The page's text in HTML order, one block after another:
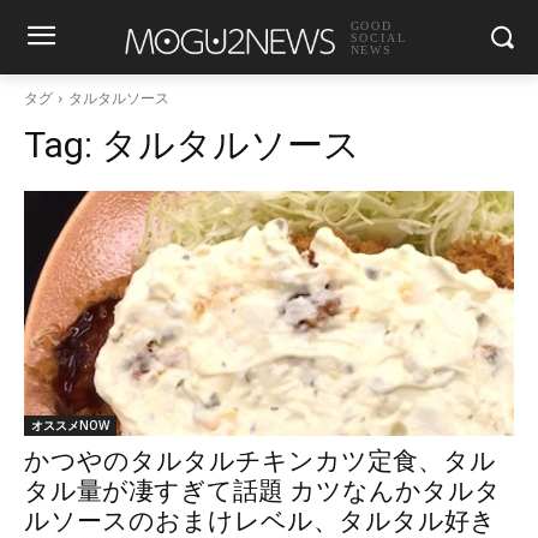
GOOD
SOCIAL
NEWS
タグ タルタルソース
Tag: タルタルソース
オススメNOW
かつやのタルタルチキンカツ定食、タル
タル量が凄すぎて話題 カツなんかタルタ
ルソースのおまけレベル、タルタル好き